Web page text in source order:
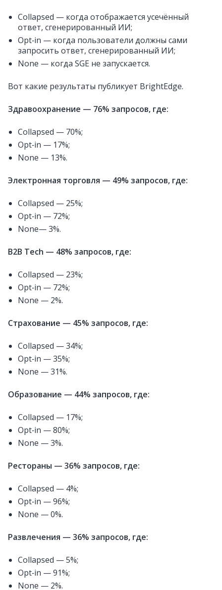
Collapsed — когда отображается усечённый
ответ, сгенерированный ИИ;
Opt‑in — когда пользователи должны сами
запросить ответ, сгенерированный ИИ;
None — когда SGE не запускается.
Вот какие результаты публикует BrightEdge.
Здравоохранение — 76% запросов, где:
Collapsed — 70%;
Opt‑in — 17%;
None — 13%.
Электронная торговля — 49% запросов, где:
Collapsed — 25%;
Opt‑in — 72%;
None— 3%.
B2B Tech — 48% запросов, где:
Collapsed — 23%;
Opt‑in — 72%;
None — 2%.
Страхование — 45% запросов, где:
Collapsed — 34%;
Opt‑in — 35%;
None — 31%.
Образование — 44% запросов, где:
Collapsed — 17%;
Opt‑in — 80%;
None — 3%.
Рестораны — 36% запросов, где:
Collapsed — 4%;
Opt‑in — 96%;
None — 0%.
Развлечения — 36% запросов, где:
Collapsed — 5%;
Opt‑in — 91%;
None — 2%.